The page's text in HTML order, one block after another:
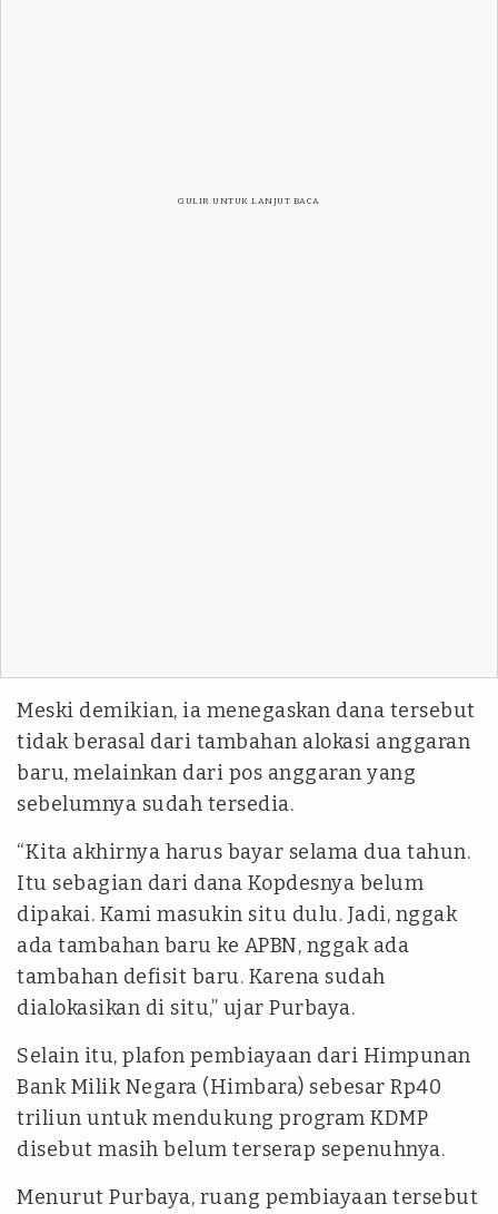
GULIR UNTUK LANJUT BACA
Meski demikian, ia menegaskan dana tersebut
tidak berasal dari tambahan alokasi anggaran
baru, melainkan dari pos anggaran yang
sebelumnya sudah tersedia.
“Kita akhirnya harus bayar selama dua tahun.
Itu sebagian dari dana Kopdesnya belum
dipakai. Kami masukin situ dulu. Jadi, nggak
ada tambahan baru ke APBN, nggak ada
tambahan defisit baru. Karena sudah
dialokasikan di situ,” ujar Purbaya.
Selain itu, plafon pembiayaan dari Himpunan
Bank Milik Negara (Himbara) sebesar Rp40
triliun untuk mendukung program KDMP
disebut masih belum terserap sepenuhnya.
Menurut Purbaya, ruang pembiayaan tersebut